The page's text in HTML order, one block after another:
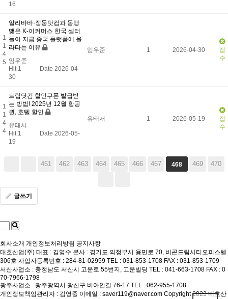
16
1
1
4
5
알리바바·징둥닷컴과 동맹
맺은 K-이커머스 한국 셀러
들이 지금 중국 플랫폼에 올
라타는 이유
임우준
Hit 1
Date 2026-04-
30
임우준 1 2026-04-30
접
수
1
1
4
4
트립닷컴 할인쿠폰 발급받
는 방법! 2025년 12월 항공
권, 호텔 할인
유태서
Hit 1
Date 2026-05-
19
유태서 1 2026-05-19
접
수
461 462 463 464 465 466 467 468 469 470
글쓰기
회사소개 개인정보처리방침 공지사항
대호산업(주) 대표 : 김영수 본사 : 경기도 의정부시 용민로 70, 비콘드림시티오피스텔
306호 사업자등록번호 : 284-81-02959 TEL : 031-853-1708 FAX : 031-853-1709
서산사업소 : 충청남도 서산시 고운로 55번지, 고운빌딩 TEL : 041-663-1708 FAX : 0
70-7966-1798
광주사업소 : 광주광역시 광산구 비아안길 76-17 TEL : 062-955-1708
개인정보책임관리자 : 김영중 이메일 : saver119@naver.com Copyright 2023 대호산